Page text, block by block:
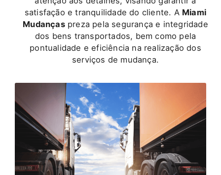
satisfação e tranquilidade do cliente. A Miami
Mudançaspreza pela segurança e integridade
dos bens transportados, bem como pela
pontualidade e eficiência na realização dos
serviços de mudança.